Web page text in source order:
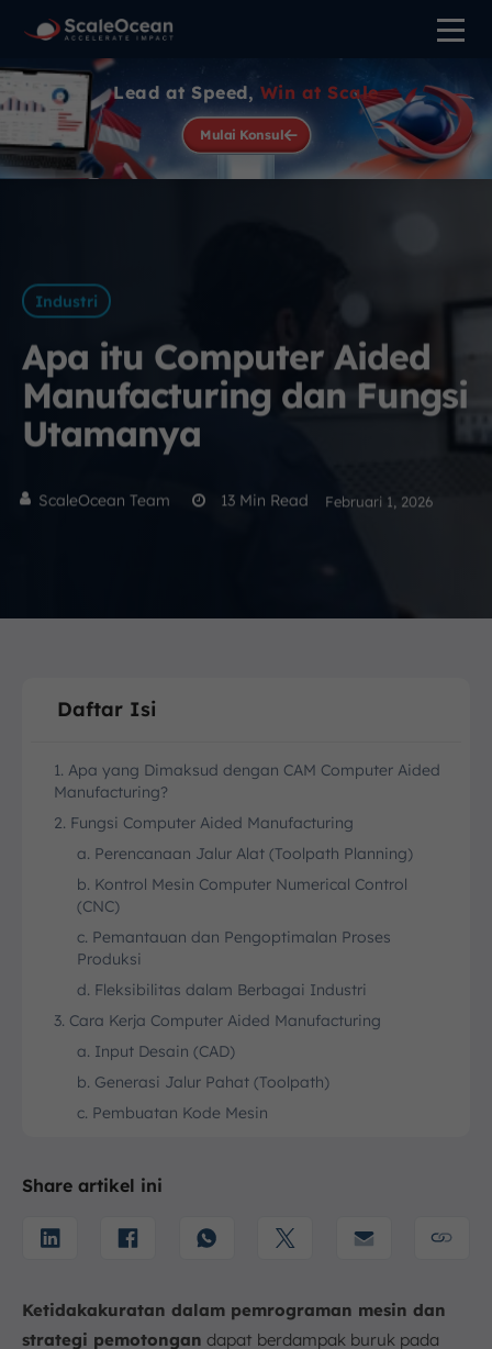
Lead at Speed, Win at Scale
Mulai Konsul
Industri
Apa itu Computer Aided
Manufacturing dan Fungsi
Utamanya
ScaleOcean Team 13 Min Read Februari 1, 2026
Daftar Isi
1. Apa yang Dimaksud dengan CAM Computer Aided
Manufacturing?
2. Fungsi Computer Aided Manufacturing
a. Perencanaan Jalur Alat (Toolpath Planning)
b. Kontrol Mesin Computer Numerical Control
(CNC)
c. Pemantauan dan Pengoptimalan Proses
Produksi
d. Fleksibilitas dalam Berbagai Industri
3. Cara Kerja Computer Aided Manufacturing
a. Input Desain (CAD)
b. Generasi Jalur Pahat (Toolpath)
c. Pembuatan Kode Mesin
4. Contoh Penerapan Computer Aided Manufacturing
b. Industri Otomotif
5. Jenis-Jenis Computer Aided Manufacturing
Share artikel ini
Ketidakakuratan dalam pemrograman mesin dan
strategi pemotongan dapat berdampak buruk pada